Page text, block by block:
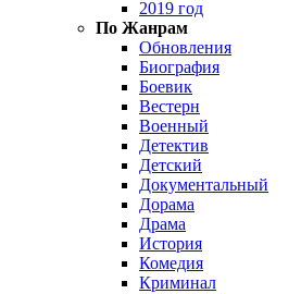
2019 год
По Жанрам
Обновления
Биография
Боевик
Вестерн
Военный
Детектив
Детский
Документальный
Дорама
Драма
История
Комедия
Криминал